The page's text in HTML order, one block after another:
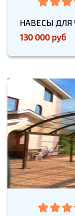
НАВЕСЫ ДЛЯ
130 000 руб